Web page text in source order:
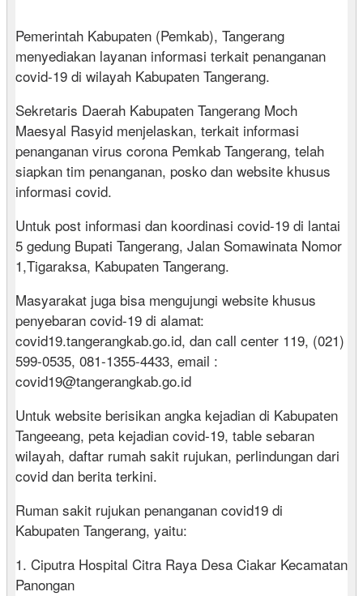
Pemerintah Kabupaten (Pemkab), Tangerang
menyediakan layanan informasi terkait penanganan
covid-19 di wilayah Kabupaten Tangerang.
Sekretaris Daerah Kabupaten Tangerang Moch
Maesyal Rasyid menjelaskan, terkait informasi
penanganan virus corona Pemkab Tangerang, telah
siapkan tim penanganan, posko dan website khusus
informasi covid.
Untuk post informasi dan koordinasi covid-19 di lantai
5 gedung Bupati Tangerang, Jalan Somawinata Nomor
1,Tigaraksa, Kabupaten Tangerang.
Masyarakat juga bisa mengujungi website khusus
penyebaran covid-19 di alamat:
covid19.tangerangkab.go.id, dan call center 119, (021)
599-0535, 081-1355-4433, email :
covid19@tangerangkab.go.id
Untuk website berisikan angka kejadian di Kabupaten
Tangeeang, peta kejadian covid-19, table sebaran
wilayah, daftar rumah sakit rujukan, perlindungan dari
covid dan berita terkini.
Ruman sakit rujukan penanganan covid19 di
Kabupaten Tangerang, yaitu:
1. Ciputra Hospital Citra Raya Desa Ciakar Kecamatan
Panongan